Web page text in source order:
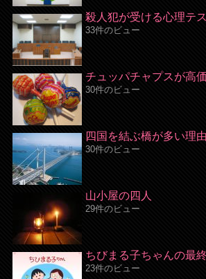
殺人犯が受ける心理テ
33件のビュー
チュッパチャプスが高
30件のビュー
四国を結ぶ橋が多い理由
30件のビュー
山小屋の四人
29件のビュー
ちびまる子ちゃんの最
23件のビュー